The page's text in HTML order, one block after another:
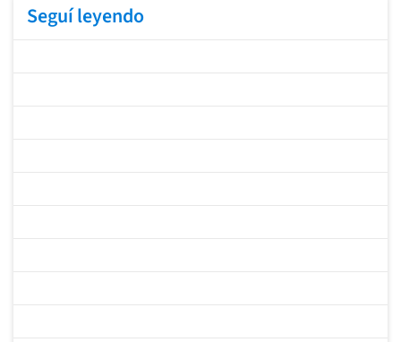
Seguí leyendo